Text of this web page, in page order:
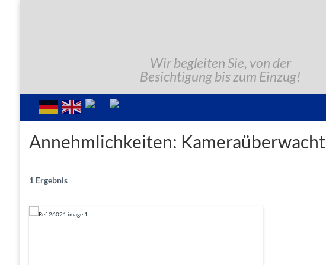
Wir begleiten Sie, von der
Besichtigung bis zum Einzug!
Annehmlichkeiten: Kameraüberwacht
1 Ergebnis